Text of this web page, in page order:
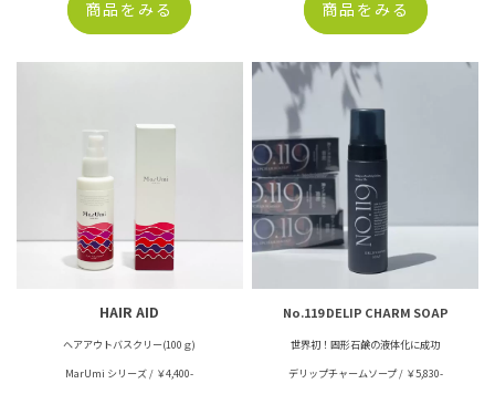
商品をみる 商品をみる
HAIR AID
ヘアアウトバスクリー(100ｇ)
MarUmi シリーズ / ￥4,400-
No.119 DELIP CHARM SOAP
世界初！固形石鹸の液体化に成功
デリップチャームソープ / ￥5,830-